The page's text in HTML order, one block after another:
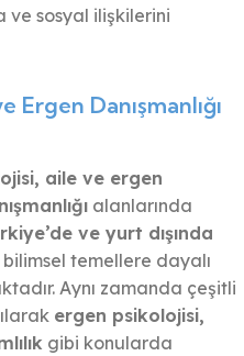
ve sosyal ilişkilerini
Ergen Danışmanlığı
aile ve ergen
alanlarında
ve yurt dışında
bilimsel temellere dayalı
Aynı zamanda çeşitli
ergen psikolojisi,
gibi konularda